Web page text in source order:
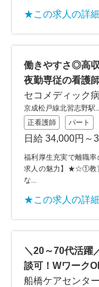
★この求人の詳
働きやすさ◎高
夜勤専従の看護
セコメディック
京成松戸線北習志野駅
正看護師
パート
日給 34,000円～
福利厚生充実で離職
求人の魅力】★☆①教
な...
★この求人の詳
＼20～70代活躍
談可！Wワーク
船橋ケアセンター